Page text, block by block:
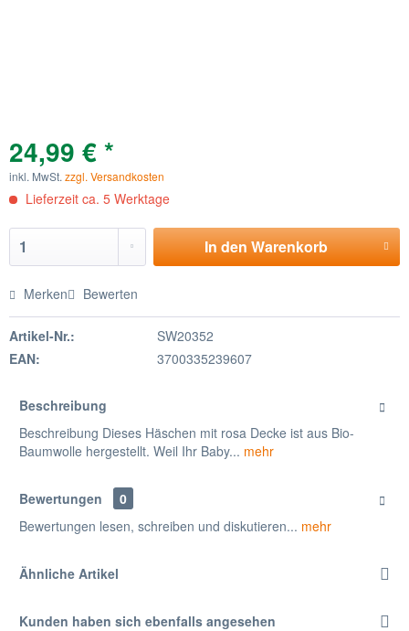
24,99 € *
inkl. MwSt. zzgl. Versandkosten
Lieferzeit ca. 5 Werktage
In denWarenkorb
Merken Bewerten
Artikel-Nr.:
SW20352
EAN:
3700335239607
Beschreibung
Beschreibung Dieses Häschen mit rosa Decke ist aus Bio-
Baumwolle hergestellt. Weil Ihr Baby... mehr
Bewertungen
0
Bewertungen lesen, schreiben und diskutieren... mehr
Ähnliche Artikel
Kunden haben sich ebenfalls angesehen